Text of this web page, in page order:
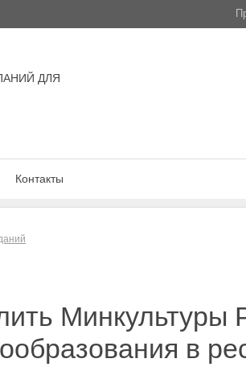
ДЛЯ
Контакты
Минкультуры
в